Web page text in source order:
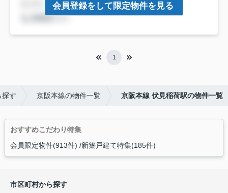
会員登録をして限定物件を見る
1
探す 京阪本線の物件一覧 京阪本線 伏見稲荷駅の物件一覧
おすすめこだわり特集
会員限定物件(913件) 新築戸建て特集(185件)
市区町村から探す